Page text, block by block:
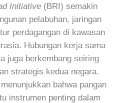
Initiative (BRI) semakin
pelabuhan, jaringan
perdagangan di kawasan
Hubungan kerja sama
juga berkembang seiring
strategis kedua negara.
bahwa pangan
instrumen penting dalam